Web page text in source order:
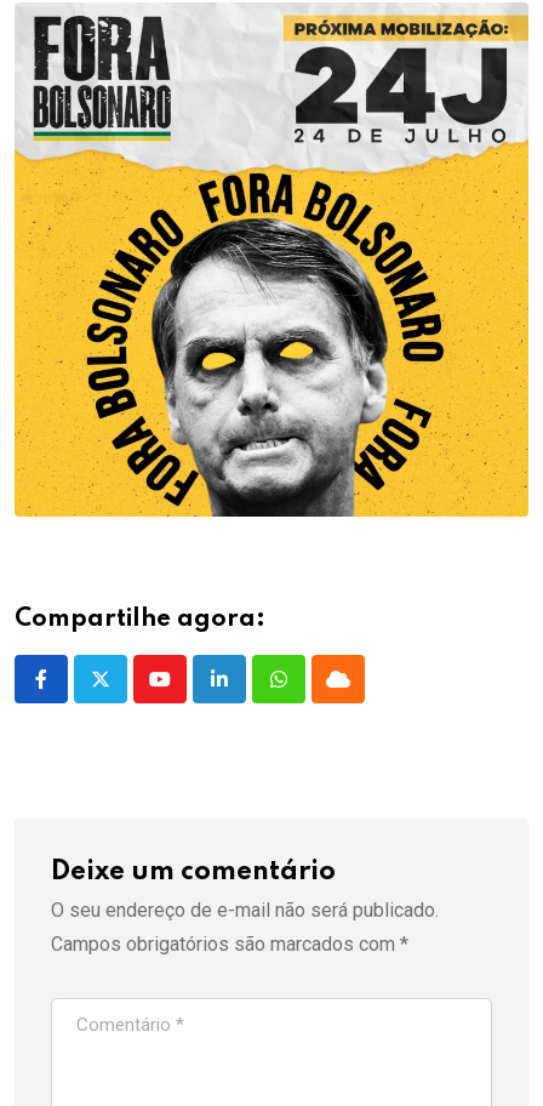
Compartilhe agora:
YoutubeLinkedInWhatsappCloud
Deixe um comentário
O seu endereço de e-mail não será publicado.
Campos obrigatórios são marcados com *